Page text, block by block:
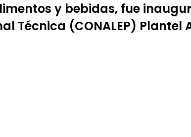
y bebidas, fue
Técnica (CONALEP) Plantel